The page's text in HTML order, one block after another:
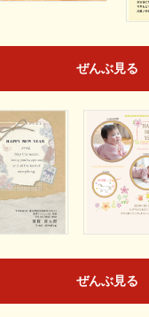
ぜんぶ見る
ぜんぶ見る